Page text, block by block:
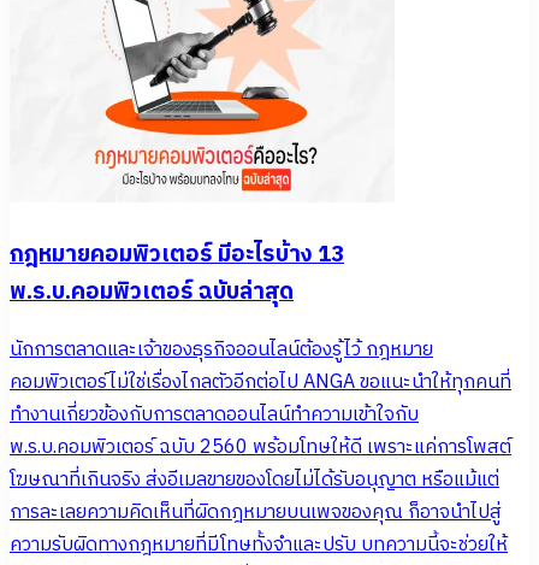
กฎหมายคอมพิวเตอร์ มีอะไรบ้าง 13
พ.ร.บ.คอมพิวเตอร์ ฉบับล่าสุด
นักการตลาดและเจ้าของธุรกิจออนไลน์ต้องรู้ไว้ กฎหมาย
คอมพิวเตอร์ไม่ใช่เรื่องไกลตัวอีกต่อไป ANGA ขอแนะนำให้ทุกคนที่
ทำงานเกี่ยวข้องกับการตลาดออนไลน์ทำความเข้าใจกับ
พ.ร.บ.คอมพิวเตอร์ ฉบับ 2560 พร้อมโทษให้ดี เพราะแค่การโพสต์
โฆษณาที่เกินจริง ส่งอีเมลขายของโดยไม่ได้รับอนุญาต หรือแม้แต่
การละเลยความคิดเห็นที่ผิดกฎหมายบนเพจของคุณ ก็อาจนำไปสู่
ความรับผิดทางกฎหมายที่มีโทษทั้งจำและปรับ บทความนี้จะช่วยให้